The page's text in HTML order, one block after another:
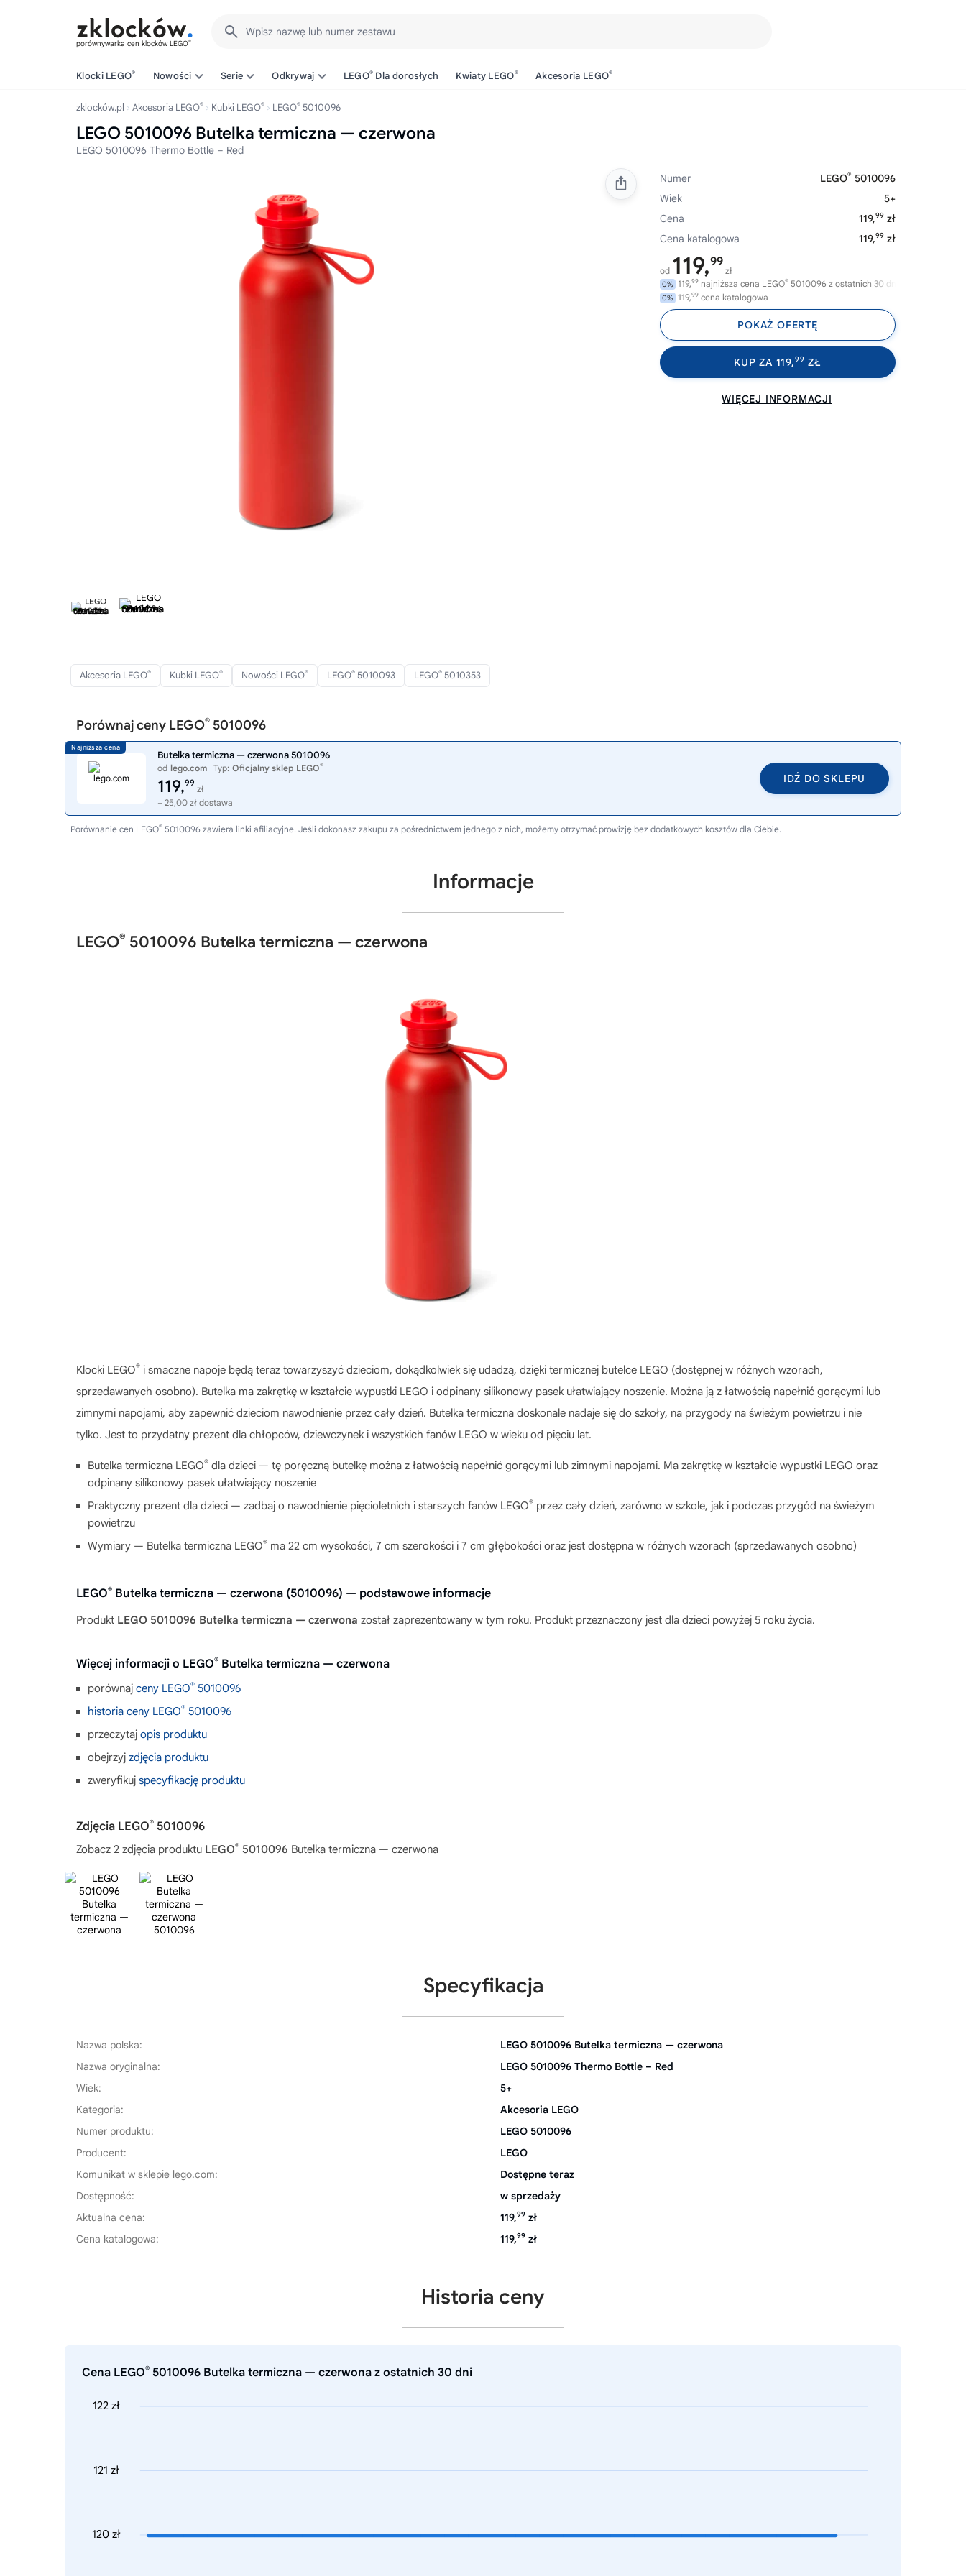
porównywarka cen klocków LEGO®
Wpisz nazwę lub numer zestawu
Klocki LEGO® Nowości Serie Odkrywaj LEGO® Dla dorosłych Kwiaty LEGO® Akcesoria LEGO®
zklocków.pl Akcesoria LEGO® Kubki LEGO® LEGO® 5010096
LEGO 5010096 Butelka termiczna — czerwona
LEGO 5010096 Thermo Bottle – Red
Numer LEGO® 5010096
Wiek
5+
Cena
119,99 zł
Cena katalogowa
119,99 zł
od 119,99
zł
0% 119,99 najniższa cena LEGO® 5010096 z ostatnich 30 dni
0% 119,99 cena katalogowa
POKAŻ OFERTĘ
KUP ZA 119,99 ZŁ
WIĘCEJ INFORMACJI
Akcesoria LEGO® Kubki LEGO® Nowości LEGO® LEGO® 5010093 LEGO® 5010353
Porównaj ceny LEGO® 5010096
Butelka termiczna — czerwona 5010096
od lego.com Typ: Oficjalny sklep LEGO®
119,99
zł
+ 25,00 zł dostawa
IDŹ DO SKLEPU
Porównanie cen LEGO® 5010096 zawiera linki afiliacyjne. Jeśli dokonasz zakupu za pośrednictwem jednego z nich, możemy otrzymać prowizję bez dodatkowych kosztów dla Ciebie.
Informacje
LEGO® 5010096 Butelka termiczna — czerwona
Klocki LEGO® i smaczne napoje będą teraz towarzyszyć dzieciom, dokądkolwiek się udadzą, dzięki termicznej butelce LEGO (dostępnej w różnych wzorach,
sprzedawanych osobno). Butelka ma zakrętkę w kształcie wypustki LEGO i odpinany silikonowy pasek ułatwiający noszenie. Można ją z łatwością napełnić gorącymi lub
zimnymi napojami, aby zapewnić dzieciom nawodnienie przez cały dzień. Butelka termiczna doskonale nadaje się do szkoły, na przygody na świeżym powietrzu i nie
tylko. Jest to przydatny prezent dla chłopców, dziewczynek i wszystkich fanów LEGO w wieku od pięciu lat.
Butelka termiczna LEGO® dla dzieci — tę poręczną butelkę można z łatwością napełnić gorącymi lub zimnymi napojami. Ma zakrętkę w kształcie wypustki LEGO oraz
odpinany silikonowy pasek ułatwiający noszenie
Praktyczny prezent dla dzieci — zadbaj o nawodnienie pięcioletnich i starszych fanów LEGO® przez cały dzień, zarówno w szkole, jak i podczas przygód na świeżym
powietrzu
Wymiary — Butelka termiczna LEGO® ma 22 cm wysokości, 7 cm szerokości i 7 cm głębokości oraz jest dostępna w różnych wzorach (sprzedawanych osobno)
LEGO® Butelka termiczna — czerwona (5010096) — podstawowe informacje
Produkt LEGO 5010096 Butelka termiczna — czerwona został zaprezentowany w tym roku. Produkt przeznaczony jest dla dzieci powyżej 5 roku życia.
Więcej informacji o LEGO® Butelka termiczna — czerwona
porównaj ceny LEGO® 5010096
historia ceny LEGO® 5010096
przeczytaj opis produktu
obejrzyj zdjęcia produktu
zweryfikuj specyfikację produktu
Zdjęcia LEGO® 5010096
Zobacz 2 zdjęcia produktu LEGO® 5010096 Butelka termiczna — czerwona
Specyfikacja
Nazwa polska:
LEGO 5010096 Butelka termiczna — czerwona
Nazwa oryginalna:
LEGO 5010096 Thermo Bottle – Red
Wiek:
5+
Kategoria:
Akcesoria LEGO
Numer produktu:
LEGO 5010096
Producent:
LEGO
Komunikat w sklepie lego.com:
Dostępne teraz
Dostępność:
w sprzedaży
Aktualna cena:
119,99 zł
Cena katalogowa:
119,99 zł
Historia ceny
Cena LEGO® 5010096 Butelka termiczna — czerwona z ostatnich 30 dni
122 zł
121 zł
120 zł